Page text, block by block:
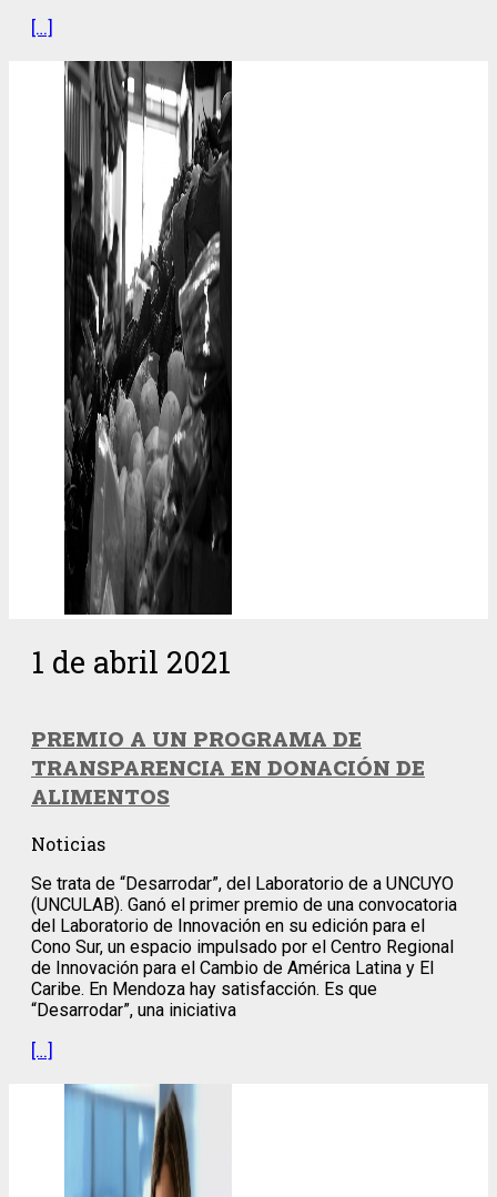
[…]
1 de abril 2021
PREMIO A UN PROGRAMA DE
TRANSPARENCIA EN DONACIÓN DE
ALIMENTOS
Noticias
Se trata de “Desarrodar”, del Laboratorio de a UNCUYO
(UNCULAB). Ganó el primer premio de una convocatoria
del Laboratorio de Innovación en su edición para el
Cono Sur, un espacio impulsado por el Centro Regional
de Innovación para el Cambio de América Latina y El
Caribe. En Mendoza hay satisfacción. Es que
“Desarrodar”, una iniciativa
[…]